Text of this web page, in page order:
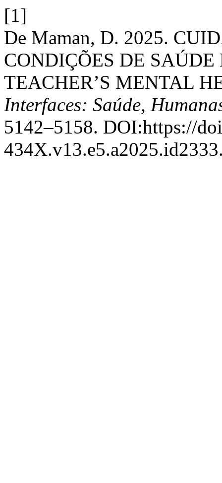
[1]
De Maman, D. 2025.
CONDIÇÕES DE
TEACHER’S MENTAL
Interfaces: Saúde,
5142–5158. DOI:https://